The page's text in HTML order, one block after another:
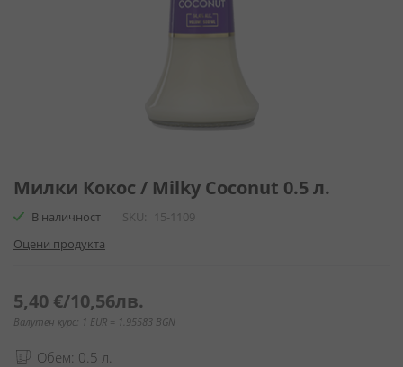
към
на
галерия
със
Милки Кокос / Milky Coconut 0.5 л.
В наличност SKU
15-1109
Оцени продукта
5,40 €/10,56лв.
Валутен курс: 1 EUR = 1.95583 BGN
Обем: 0.5 л.